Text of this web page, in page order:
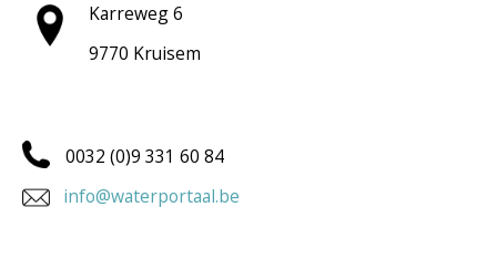
Karreweg 6
9770 Kruisem
0032 (0)9 331 60 84
info@waterportaal.be